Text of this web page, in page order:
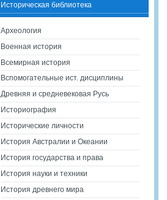
Историческая библиотека
Археология
Военная история
Всемирная история
Вспомогательные ист. дисциплины
Древняя и средневековая Русь
Историография
Исторические личности
История Австралии и Океании
История государства и права
История науки и техники
История древнего мира